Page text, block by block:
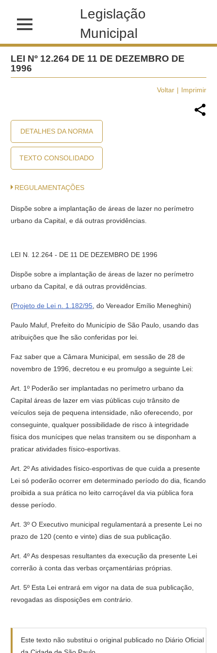
Legislação
Municipal
LEI Nº 12.264 DE 11 DE DEZEMBRO DE
1996
Voltar Imprimir
DETALHES DA NORMA
TEXTO CONSOLIDADO
REGULAMENTAÇÕES
Dispõe sobre a implantação de áreas de lazer no perímetro
urbano da Capital, e dá outras providências.
LEI N. 12.264 - DE 11 DE DEZEMBRO DE 1996
Dispõe sobre a implantação de áreas de lazer no perímetro
urbano da Capital, e dá outras providências.
(Projeto de Lei n. 1.182/95 , do Vereador Emílio Meneghini)
Paulo Maluf, Prefeito do Município de São Paulo, usando das
atribuições que lhe são conferidas por lei.
Faz saber que a Câmara Municipal, em sessão de 28 de
novembro de 1996, decretou e eu promulgo a seguinte Lei:
Art. 1º Poderão ser implantadas no perímetro urbano da
Capital áreas de lazer em vias públicas cujo trânsito de
veículos seja de pequena intensidade, não oferecendo, por
conseguinte, qualquer possibilidade de risco à integridade
física dos munícipes que nelas transitem ou se disponham a
praticar atividades físico-esportivas.
Art. 2º As atividades físico-esportivas de que cuida a presente
Lei só poderão ocorrer em determinado período do dia, ficando
proibida a sua prática no leito carroçável da via pública fora
desse período.
Art. 3º O Executivo municipal regulamentará a presente Lei no
prazo de 120 (cento e vinte) dias de sua publicação.
Art. 4º As despesas resultantes da execução da presente Lei
correrão à conta das verbas orçamentárias próprias.
Art. 5º Esta Lei entrará em vigor na data de sua publicação,
revogadas as disposições em contrário.
Este texto não substitui o original publicado no Diário Oficial